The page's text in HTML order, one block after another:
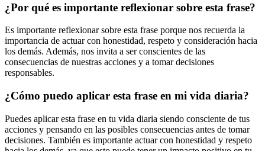
¿Por qué es importante reflexionar sobre esta frase?
Es importante reflexionar sobre esta frase porque nos recuerda la
importancia de actuar con honestidad, respeto y consideración hacia
los demás. Además, nos invita a ser conscientes de las
consecuencias de nuestras acciones y a tomar decisiones
responsables.
¿Cómo puedo aplicar esta frase en mi vida diaria?
Puedes aplicar esta frase en tu vida diaria siendo consciente de tus
acciones y pensando en las posibles consecuencias antes de tomar
decisiones. También es importante actuar con honestidad y respeto